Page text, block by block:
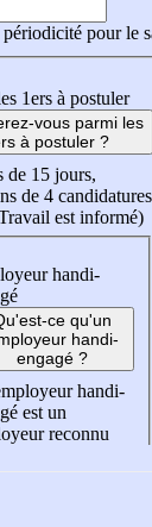
pour le
1ers à postuler
vous parmi les
à postuler ?
de 15 jours,
de 4 candidatures
est informé)
handi-
ce qu'un
handi-
engagé ?
handi-
est un
reconnu